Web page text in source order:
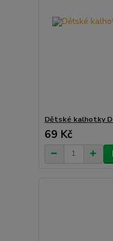
Dětské kalhotky
69 Kč